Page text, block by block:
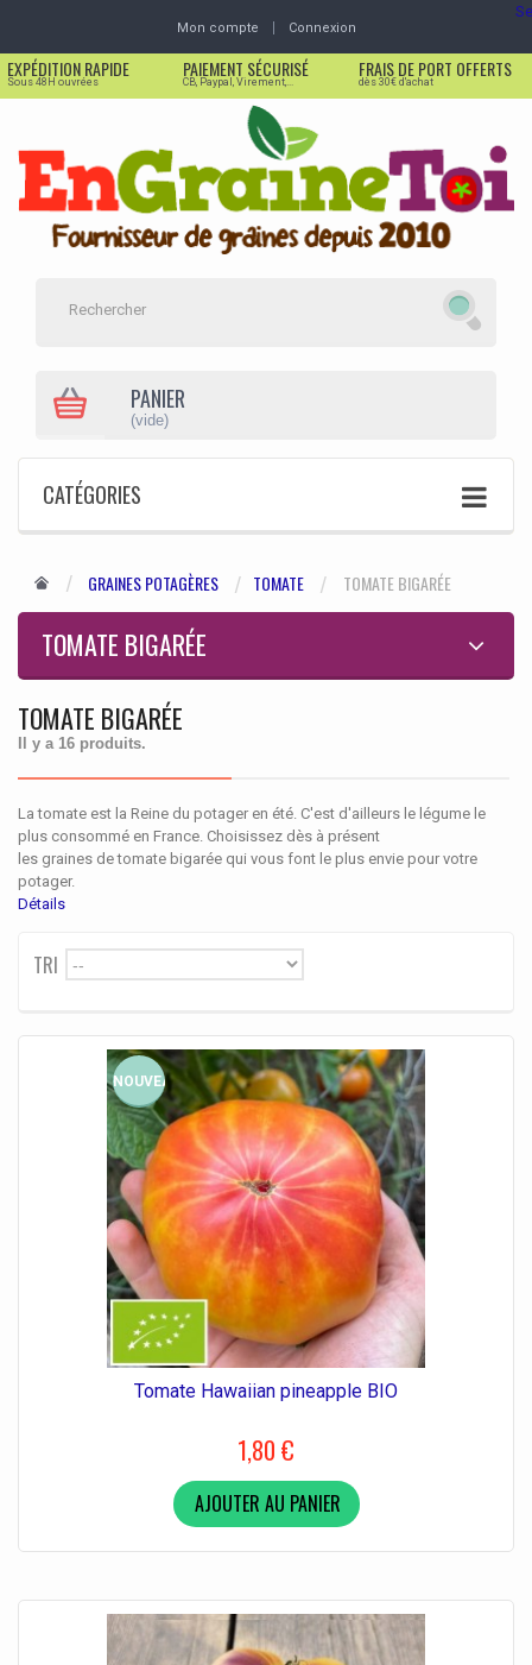
Mon compte Connexion
EXPÉDITION RAPIDE
Sous 48H ouvrées
PAIEMENT SÉCURISÉ
CB, Paypal, Virement,...
FRAIS DE PORT OFFERTS
dès 30€ d'achat
PANIER
(vide)
CATÉGORIES
GRAINES POTAGÈRES TOMATE TOMATE BIGARÉE
TOMATE BIGARÉE
TOMATE BIGARÉE
Il y a 16 produits.
La tomate est la Reine du potager en été. C'est d'ailleurs le légume le
plus consommé en France. Choisissez dès à présent
les graines detomate bigarée qui vous font le plus envie pour votre
potager.
Détails
TRI --
NOUVEAU
Tomate Hawaiian pineapple BIO
1,80 €
AJOUTER AU PANIER